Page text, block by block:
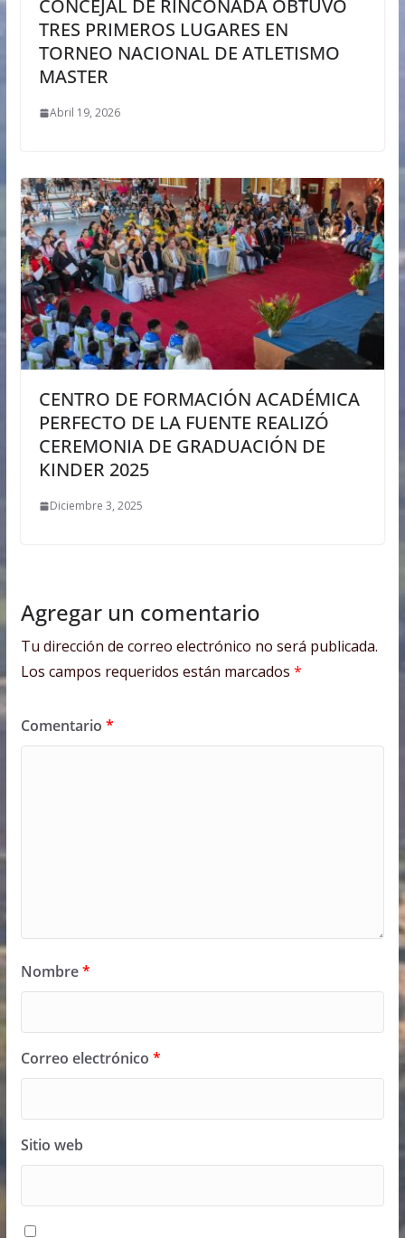
CONCEJAL DE RINCONADA OBTUVO
TRES PRIMEROS LUGARES EN
TORNEO NACIONAL DE ATLETISMO
MASTER
Abril 19, 2026
CENTRO DE FORMACIÓN ACADÉMICA
PERFECTO DE LA FUENTE REALIZÓ
CEREMONIA DE GRADUACIÓN DE
KINDER 2025
Diciembre 3, 2025
Agregar un comentario
Tu dirección de correo electrónico no será publicada.
Los campos requeridos están marcados *
Comentario *
Nombre*
Correo electrónico *
Sitio web